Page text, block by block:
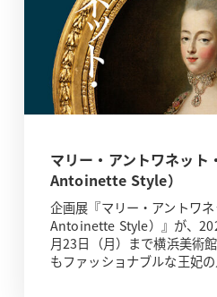
マリー・アントワネッ
Antoinette Style）
企画展『マリー・アントワ
Antoinette Style）』が、
月23日（月）まで横浜美術
もファッショナブルな王妃の